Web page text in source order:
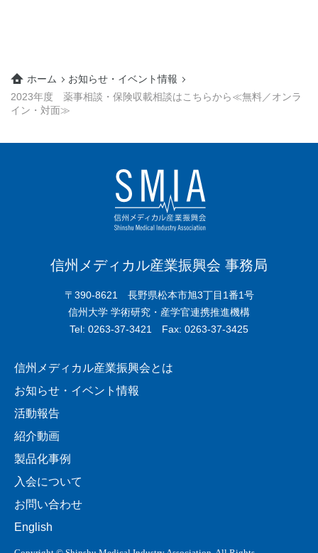
ホーム
お知らせ・イベント情報
2023年度 薬事相談・保険収載相談はこちらから≪無料／オンラ
イン・対面≫
信州メディカル産業振興会 事務局
〒390-8621 長野県松本市旭3丁目1番1号
信州大学 学術研究・産学官連携推進機構
Tel: 0263-37-3421 Fax: 0263-37-3425
信州メディカル産業振興会とは
お知らせ・イベント情報
活動報告
紹介動画
製品化事例
入会について
お問い合わせ
English